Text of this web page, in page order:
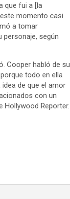
que fui a [la
momento casi
a tomar
personaje, según
Cooper habló de su
todo en ella
de que el amor
con un
Hollywood Reporter.